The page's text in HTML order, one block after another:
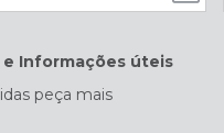
e Informações úteis
peça mais